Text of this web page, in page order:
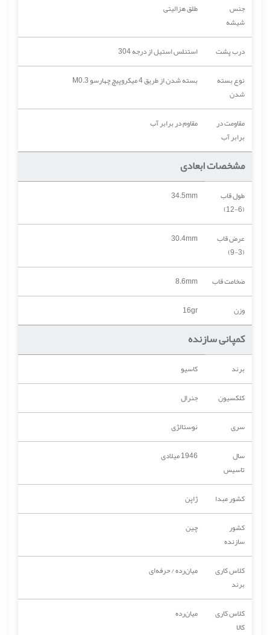
جنس
شیشه
طلق هزالیتی
درب پشت
استنلس استیل از درجه 304
نوع بسته
شدن
بسته شدن از طریق 4 میکروپیچ چهارسو M0.3
مقاومت در
برابر آب
مقاوم در برابر آب
مشخصات ابعادی
طول قاب
(6-12)
34.5mm
عرض قاب
(3-9)
30.4mm
ضخامت قاب
8.6mm
وزن
16gr
کمپانی سازنده
برند
کاسیو
کلکسیون
جنرال
سری
نوستالژی
سال
تاسیس
1946 میلادی
کشور مبدا
ژاپن
کشور
سازنده
چین
کلاس کاری
برند
میان‌رده / حرفه‌ای
کلاس کاری
کالا
میان‌رده